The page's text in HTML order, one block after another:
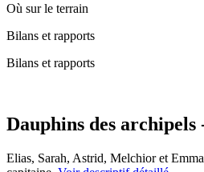
Où sur le terrain
Bilans et rapports
Bilans et rapports
Dauphins des archipels
Elias, Sarah, Astrid, Melchior et